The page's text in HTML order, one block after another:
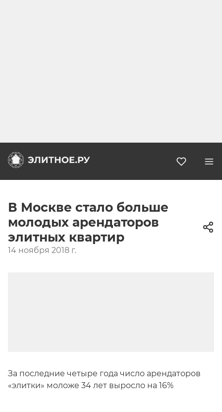
В Москве стало больше
молодых арендаторов
элитных квартир
14 ноября 2018 г.
За последние четыре года число арендаторов
«элитки» моложе 34 лет выросло на 16%